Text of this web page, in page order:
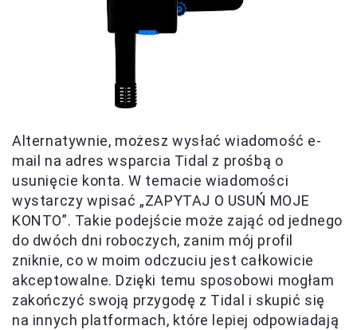
Alternatywnie, możesz wysłać wiadomość e-
mail na adres wsparcia Tidal z prośbą o
usunięcie konta. W temacie wiadomości
wystarczy wpisać „ZAPYTAJ O USUŃ MOJE
KONTO”. Takie podejście może zająć od jednego
do dwóch dni roboczych, zanim mój profil
zniknie, co w moim odczuciu jest całkowicie
akceptowalne. Dzięki temu sposobowi mogłam
zakończyć swoją przygodę z Tidal i skupić się
na innych platformach, które lepiej odpowiadają